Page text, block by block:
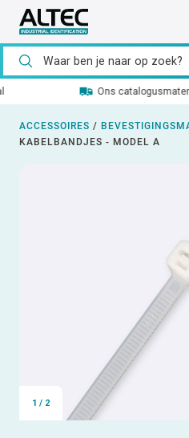
Ons catalogusmateriaal
ACCESSOIRES /
KABELBANDJES - MODEL A
1 / 2